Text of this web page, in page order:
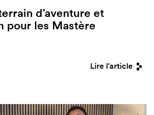
d’aventure et
pour les Mastère
Lire l'article